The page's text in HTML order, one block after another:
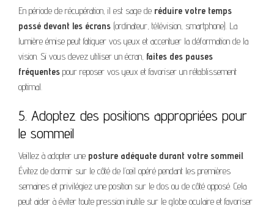
En période de récupération, il est sage de réduire votre temps
passé devant les écrans (ordinateur, télévision, smartphone). La
lumière émise peut fatiguer vos yeux et accentuer la déformation de la
vision. Si vous devez utiliser un écran, faites des pauses
fréquentes pour reposer vos yeux et favoriser un rétablissement
optimal.
5. Adoptez des positions appropriées pour
le sommeil
Veillez à adopter une posture adéquate durant votre sommeil.
Évitez de dormir sur le côté de l’œil opéré pendant les premières
semaines et privilégiez une position sur le dos ou de côté opposé. Cela
peut aider à éviter toute pression inutile sur le globe oculaire et favoriser